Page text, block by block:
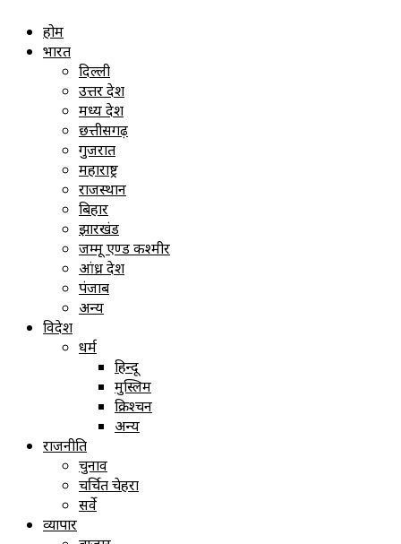
होम
भारत
दिल्ली
उत्तर प्रदेश
मध्य प्रदेश
छत्तीसगढ़
गुजरात
महाराष्ट्र
राजस्थान
बिहार
झारखंड
जम्मू एण्ड कश्मीर
आंध्र प्रदेश
पंजाब
अन्य
विदेश
धर्म
हिन्दू
मुस्लिम
क्रिश्चन
अन्य
राजनीति
चुनाव
चर्चित चेहरा
सर्वे
व्यापार